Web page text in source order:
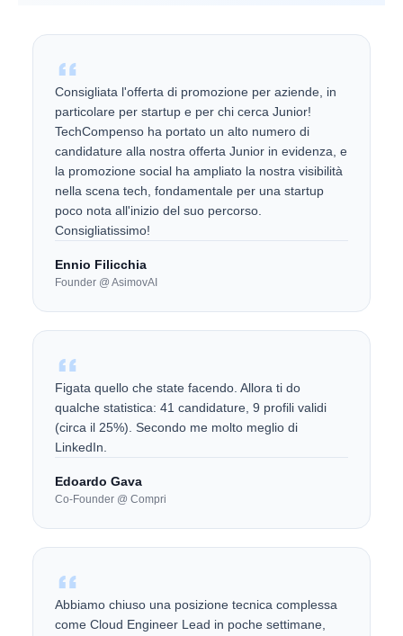
Consigliata l'offerta di promozione per aziende, in
particolare per startup e per chi cerca Junior!
TechCompenso ha portato un alto numero di
candidature alla nostra offerta Junior in evidenza, e
la promozione social ha ampliato la nostra visibilità
nella scena tech, fondamentale per una startup
poco nota all'inizio del suo percorso.
Consigliatissimo!
Ennio Filicchia
Founder @ AsimovAI
Figata quello che state facendo. Allora ti do
qualche statistica: 41 candidature, 9 profili validi
(circa il 25%). Secondo me molto meglio di
LinkedIn.
Edoardo Gava
Co-Founder @ Compri
Abbiamo chiuso una posizione tecnica complessa
come Cloud Engineer Lead in poche settimane,